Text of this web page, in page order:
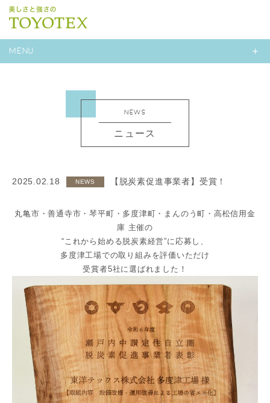
MENU
NEWS
ニュース
2025.02.18 NEWS 【脱炭素促進事業者】受賞！
丸亀市・善通寺市・琴平町・多度津町・まんのう町・高松信用金
庫 主催の
“これから始める脱炭素経営”に応募し、
多度津工場での取り組みを評価いただけ
受賞者5社に選ばれました！